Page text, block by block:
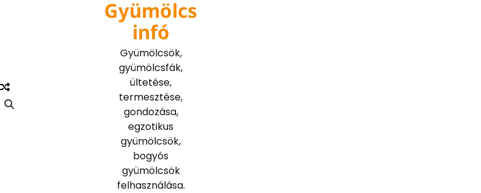
Gyümölcs
infó
Gyümölcsök,
gyümölcsfák,
ültetése,
termesztése,
gondozása,
egzotikus
gyümölcsök,
bogyós
gyümölcsök
felhasználása.